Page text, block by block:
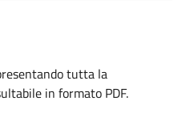
tutta la
in formato PDF.